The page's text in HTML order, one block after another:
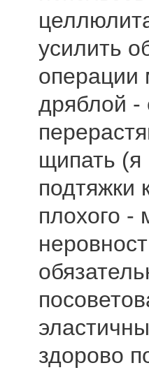
усилить
операции
дряблой -
щипать (я
подтяжки
плохого -
здорово